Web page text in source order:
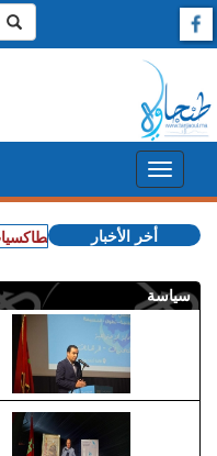
+ مهنيوأخر الأخبار
سياسة